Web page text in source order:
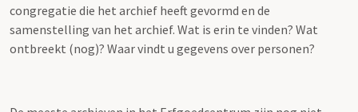
congregatie die het archief heeft gevormd en de
samenstelling van het archief. Wat is erin te vinden? Wat
ontbreekt (nog)? Waar vindt u gegevens over personen?